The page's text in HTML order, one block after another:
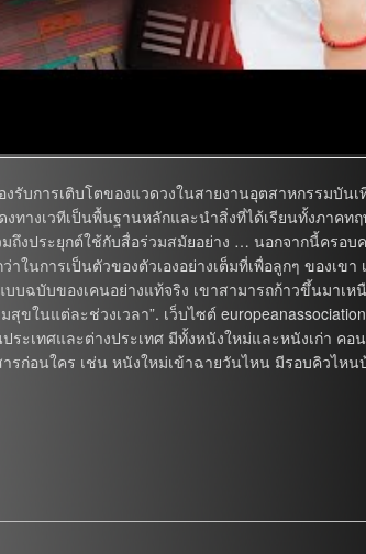
บการเติบโตของแวดวงในสายงานอุตสาหกรรมบันเ
งทางเวทีเป็นพื้นฐานหลักและนำสิ่งที่ได้เรียนทั้งภาค
งประยุกต์ใช้กับสื่อร่วมสมัยอย่าง … นอกจากนี้ครอบค
ในการเป็นตัวของตัวเองอย่างเต็มที่เพื่อลูกๆ ของเขา
บฉบับของเคนอย่างแท้จริง เขาสามารถก้าวขึ้นมาเ
ในแต่ละช่วงเวลา”. เว็บไซต์
ะเทศและต่างประเทศ มีทั้งหนังใหม่และหนังเก่า คอ
ก่อนใคร เช่น หนังใหม่เข้าฉายวันไหน มีรอบคิวไหน